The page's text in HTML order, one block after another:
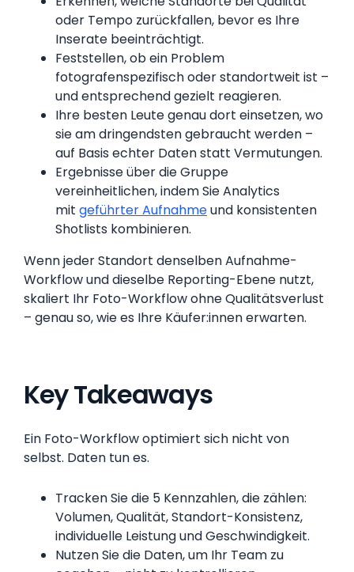
oder Tempo zurückfallen, bevor es Ihre
Inserate beeinträchtigt.
Feststellen, ob ein Problem
fotografenspezifisch oder standortweit ist –
und entsprechend gezielt reagieren.
Ihre besten Leute genau dort einsetzen, wo
sie am dringendsten gebraucht werden –
auf Basis echter Daten statt Vermutungen.
Ergebnisse über die Gruppe
vereinheitlichen, indem Sie Analytics
mit geführter Aufnahmeund konsistenten
Shotlists kombinieren.
Wenn jeder Standort denselben Aufnahme-
Workflow und dieselbe Reporting-Ebene nutzt,
skaliert Ihr Foto-Workflow ohne Qualitätsverlust
– genau so, wie es Ihre Käufer:innen erwarten.
Key Takeaways
Ein Foto-Workflow optimiert sich nicht von
selbst. Daten tun es.
Tracken Sie die 5 Kennzahlen, die zählen:
Volumen, Qualität, Standort-Konsistenz,
individuelle Leistung und Geschwindigkeit.
Nutzen Sie die Daten, um Ihr Team zu